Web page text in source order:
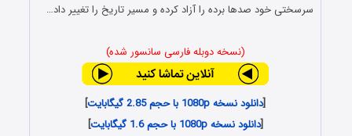
سرسختی خود صدها برده را آزاد کرده و مسیر تاریخ را تغییر داد…
(نسخه دوبله فارسی سانسور شده)
[دانلود نسخه 1080p با حجم 2.85 گیگابایت
]
[دانلود نسخه 1080p با حجم 1.6 گیگابایت
]